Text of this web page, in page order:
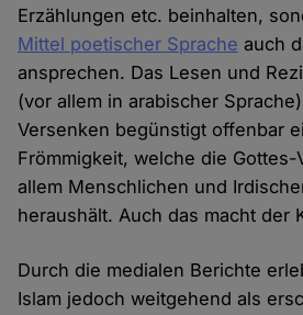
Erzählungen etc. beinhalten,
Mittel poetischer Sprache auch
ansprechen. Das Lesen und
(vor allem in arabischer
Versenken begünstigt offenbar
Frömmigkeit, welche die Gottes-
allem Menschlichen und
heraushält. Auch das macht der
Durch die medialen Berichte
Islam jedoch weitgehend als